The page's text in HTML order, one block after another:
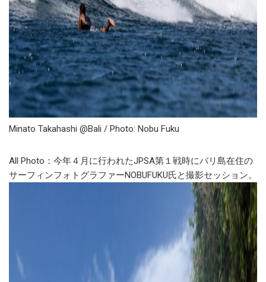
Minato Takahashi @Bali / Photo: Nobu Fuku
All Photo：今年４月に行われたJPSA第１戦時にバリ島在住の
サーフィンフォトグラファーNOBUFUKU氏と撮影セッション。